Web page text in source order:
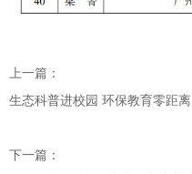
上一篇：
生态科普进校园 环保教育零距离
下一篇：